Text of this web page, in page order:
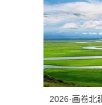
2026·画卷北